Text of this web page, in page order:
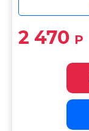
2 470 Р